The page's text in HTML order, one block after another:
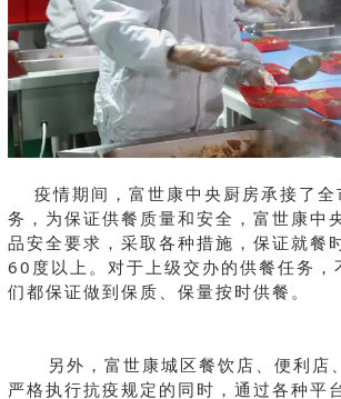
疫情期间，富世康中央厨房承接了
务，为保证供餐质量和安全，富世康中
品安全要求，采取各种措施，保证就餐
60度以上。对于上级交办的供餐任务，
们都保证做到保质、保量按时供餐。